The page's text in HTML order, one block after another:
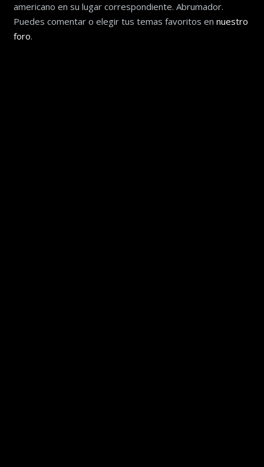
americano en su lugar correspondiente. Abrumador.
Puedes comentar o elegir tus temas favoritos en nuestro
foro.